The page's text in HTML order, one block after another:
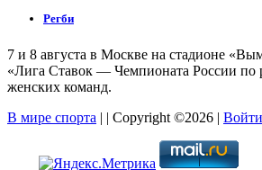
Регби
7 и 8 августа в Москве на стадионе
«Лига Ставок — Чемпионата России по
женских команд.
В мире спорта | | Copyright ©2026 | Войти